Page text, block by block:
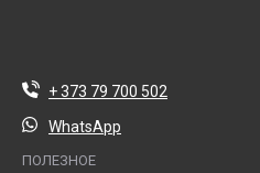
+ 373 79 700 502
WhatsApp
ПОЛЕЗНОЕ